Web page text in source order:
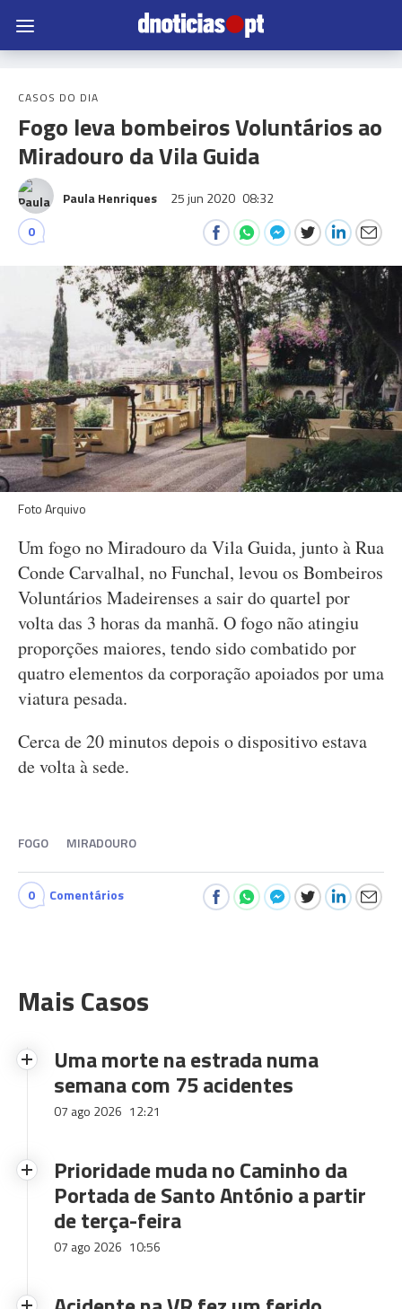
CASOS DO DIA
Fogo leva bombeiros Voluntários ao
Miradouro da Vila Guida
Paula Henriques 25 jun 2020 08:32
0
Foto Arquivo
Um fogo no Miradouro da Vila Guida, junto à Rua
Conde Carvalhal, no Funchal, levou os Bombeiros
Voluntários Madeirenses a sair do quartel por
volta das 3 horas da manhã. O fogo não atingiu
proporções maiores, tendo sido combatido por
quatro elementos da corporação apoiados por uma
viatura pesada.
Cerca de 20 minutos depois o dispositivo estava
de volta à sede.
FOGO MIRADOURO
0 Comentários
Mais Casos
Uma morte na estrada numa
semana com 75 acidentes
07 ago 2026 12:21
Prioridade muda no Caminho da
Portada de Santo António a partir
de terça-feira
07 ago 2026 10:56